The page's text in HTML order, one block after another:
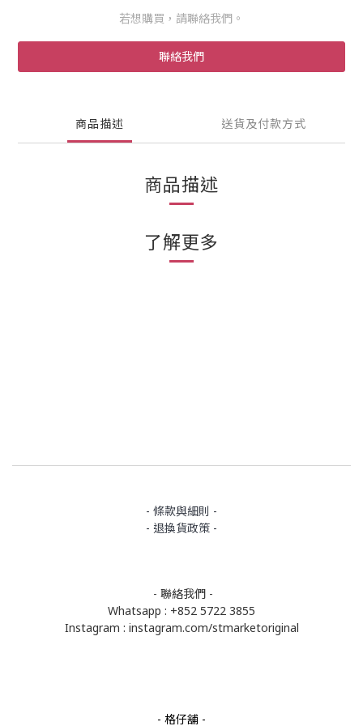
若想購買，請聯絡我們。
聯絡我們
商品描述 送貨及付款方式
商品描述
了解更多
- 條款與細則 -
- 退換貨政策 -
- 聯絡我們 -
Whatsapp : +852 5722 3855
Instagram : instagram.com/stmarketoriginal
- 格仔舖 -